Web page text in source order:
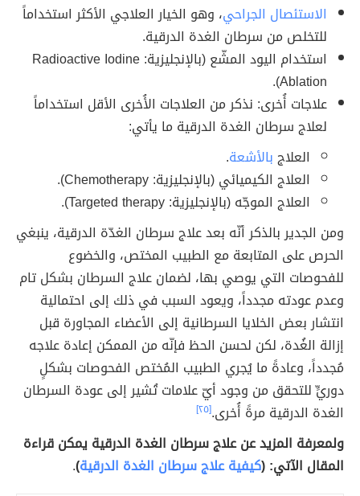
الاستئصال الجراحي، وهو الخيار العلاجي الأكثر استخداماً
للتخلص من سرطان الغدة الدرقية.
استخدام اليود المشّع (بالإنجليزية: Radioactive Iodine
Ablation).
علاجات أُخرى: نذكر من العلاجات الأُخرى الأقل استخداماً
لعلاج سرطان الغدة الدرقية ما يأتي:
العلاجبالأشعة.
العلاج الكيميائي (بالإنجليزية: Chemotherapy).
العلاج الموجّه (بالإنجليزية: Targeted therapy).
ومن الجدير بالذكر أنّه بعد علاج سرطان الغدّة الدرقية، ينبغي
الحرص على المتابعة مع الطبيب المختص، والخضوع
للفحوصات التي يوصي بها، لضمان علاج السرطان بشكل تام
وعدم عودته مجدداً، ويعود السبب في ذلك إلى احتمالية
انتشار بعض الخلايا السرطانية إلى الأعضاء المجاورة قبل
إزالة الغُدة، لكن لحسن الحظ فإنّه من الممكن إعادة علاجه
مُجدداً، وعادةً ما يُجري الطبيب المُختص الفحوصات بشكلٍ
دوريٍّ للتحقق من وجود أيّ علامات تُشير إلى عودة السرطان
الغدة الدرقية مرةً أُخرى.[٢٥]
ولمعرفة المزيد عن علاج سرطان الغدة الدرقية يمكن قراءة
المقال الآتي: (كيفية علاج سرطان الغدة الدرقية)
.